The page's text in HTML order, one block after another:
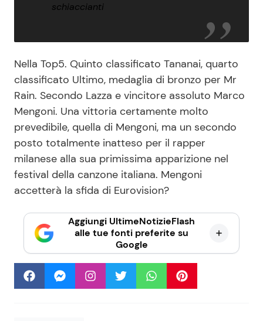
schiaccianti
Nella Top5. Quinto classificato Tananai, quarto
classificato Ultimo, medaglia di bronzo per Mr
Rain. Secondo Lazza e vincitore assoluto Marco
Mengoni. Una vittoria certamente molto
prevedibile, quella di Mengoni, ma un secondo
posto totalmente inatteso per il rapper
milanese alla sua primissima apparizione nel
festival della canzone italiana. Mengoni
accetterà la sfida di Eurovision?
Aggiungi UltimeNotizieFlash
alle tue fonti preferite su
Google